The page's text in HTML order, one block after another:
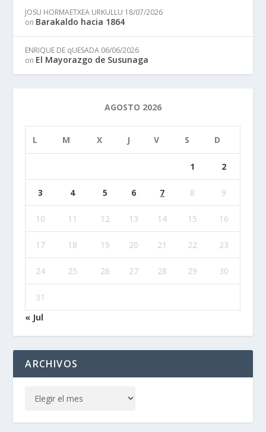
JOSU HORMAETXEA URKULLU 18/07/2026
on Barakaldo hacia 1864
ENRIQUE DE qUESADA 06/06/2026
on El Mayorazgo de Susunaga
AGOSTO 2026
L M X J V S D
1 2
3 4 5 6 7 8 9
10 11 12 13 14 15 16
17 18 19 20 21 22 23
24 25 26 27 28 29 30
31
« Jul
ARCHIVOS